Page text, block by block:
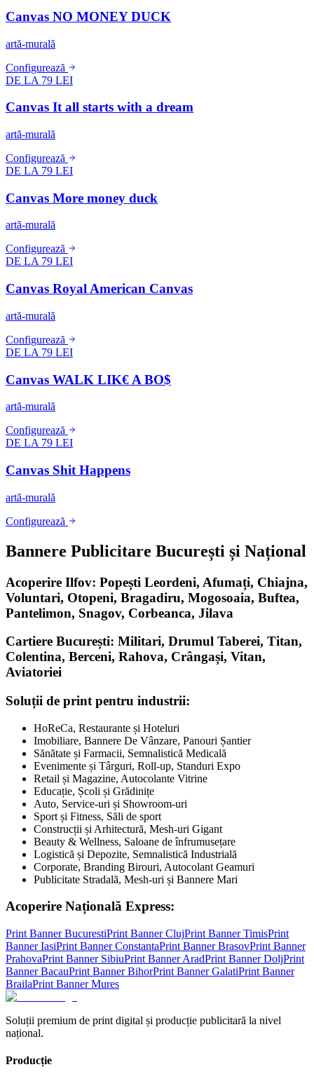
Canvas NO MONEY DUCK
artă-murală
Configurează
DE LA 79 LEI
Canvas It all starts with a dream
artă-murală
Configurează
DE LA 79 LEI
Canvas More money duck
artă-murală
Configurează
DE LA 79 LEI
Canvas Royal American Canvas
artă-murală
Configurează
DE LA 79 LEI
Canvas WALK LIK€ A BO$
artă-murală
Configurează
DE LA 79 LEI
Canvas Shit Happens
artă-murală
Configurează
Bannere Publicitare București și Național
Acoperire Ilfov: Popești Leordeni, Afumați, Chiajna,
Voluntari, Otopeni, Bragadiru, Mogosoaia, Buftea,
Pantelimon, Snagov, Corbeanca, Jilava
Cartiere București: Militari, Drumul Taberei, Titan,
Colentina, Berceni, Rahova, Crângași, Vitan,
Aviatoriei
Soluții de print pentru industrii:
HoReCa, Restaurante și Hoteluri
Imobiliare, Bannere De Vânzare, Panouri Șantier
Sănătate și Farmacii, Semnalistică Medicală
Evenimente și Târguri, Roll-up, Standuri Expo
Retail și Magazine, Autocolante Vitrine
Educație, Școli și Grădinițe
Auto, Service-uri și Showroom-uri
Sport și Fitness, Săli de sport
Construcții și Arhitectură, Mesh-uri Gigant
Beauty & Wellness, Saloane de înfrumusețare
Logistică și Depozite, Semnalistică Industrială
Corporate, Branding Birouri, Autocolant Geamuri
Publicitate Stradală, Mesh-uri și Bannere Mari
Acoperire Națională Express:
Print BannerBucurestiPrint BannerClujPrint BannerTimisPrint
BannerIasiPrint BannerConstantaPrint BannerBrasovPrint Banner
PrahovaPrint Banner SibiuPrint BannerAradPrint BannerDoljPrint
BannerBacauPrint BannerBihorPrint BannerGalatiPrint Banner
BrailaPrint BannerMures
Soluții premium de print digital și producție publicitară la nivel
național.
Producție